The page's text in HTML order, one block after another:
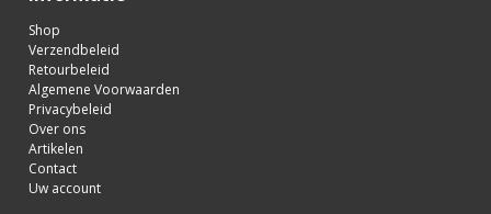
Shop
Verzendbeleid
Retourbeleid
Algemene Voorwaarden
Privacybeleid
Over ons
Artikelen
Contact
Uw account